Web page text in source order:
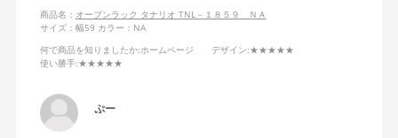
商品名： オープンラック タナリオ TNL－１８５９ ＮＡ
サイズ：幅59 カラー：NA
何で商品を知りましたか:ホームページ デザイン:★★★★★
使い勝手:★★★★★
ぷー